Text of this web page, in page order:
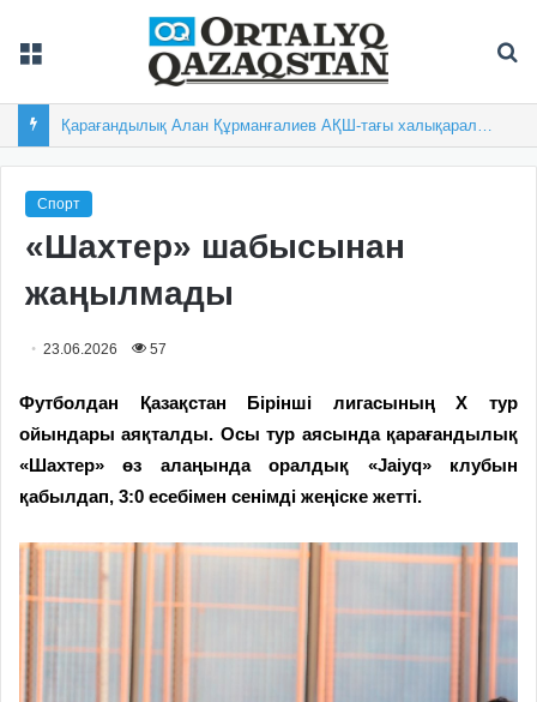
Спорт
«Шахтер» шабысынан
жаңылмады
23.06.2026 57
Футболдан Қазақстан Бірінші лигасының Х тур
ойындары аяқталды. Осы тур аясында қарағандылық
«Шахтер» өз алаңында оралдық «Jaiyq» клубын
қабылдап, 3:0 есебімен сенімді жеңіске жетті.